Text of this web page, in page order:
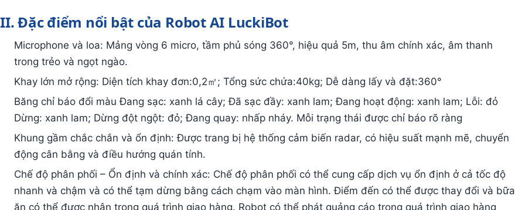
II. Đặc điểm nổi bật của Robot AI LuckiBot
Microphone và loa: Mảng vòng 6 micro, tầm phủ sóng 360°, hiệu quả 5m, thu âm chính xác, âm thanh
trong trẻo và ngọt ngào.
Khay lớn mở rộng: Diện tích khay đơn:0,2㎡; Tổng sức chứa:40kg; Dễ dàng lấy và đặt:360°
Băng chỉ báo đổi màu Đang sạc: xanh lá cây; Đã sạc đầy: xanh lam; Đang hoạt động: xanh lam; Lỗi: đỏ
Dừng: xanh lam; Dừng đột ngột: đỏ; Đang quay: nhấp nháy. Mỗi trạng thái được chỉ báo rõ ràng
Khung gầm chắc chắn và ổn định: Được trang bị hệ thống cảm biến radar, có hiệu suất mạnh mẽ, chuyển
động cân bằng và điều hướng quán tính.
Chế độ phân phối – Ổn định và chính xác: Chế độ phân phối có thể cung cấp dịch vụ ổn định ở cả tốc độ
nhanh và chậm và có thể tạm dừng bằng cách chạm vào màn hình. Điểm đến có thể được thay đổi và bữa
ăn có thể được nhận trong quá trình giao hàng. Robot có thể phát quảng cáo trong quá trình giao hàng